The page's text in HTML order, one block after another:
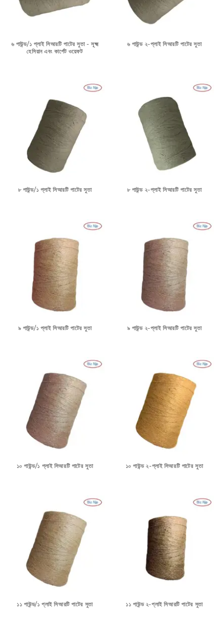
৬ পাউন্ড/১ প্লাই সিআরটি পাটের সুতা - সূক্ষ্ম
হেসিয়ান এবং কার্পেট ওয়েফট
৬ পাউন্ড ২-প্লাই সিআরটি পাটের সুতা
৮ পাউন্ড/১ প্লাই সিআরটি পাটের সুতা ৮ পাউন্ড ২-প্লাই সিআরটি পাটের সুতা
৯ পাউন্ড/১ প্লাই সিআরটি পাটের সুতা ৯ পাউন্ড ২-প্লাই সিআরটি পাটের সুতা
১০ পাউন্ড/১ প্লাই সিআরটি পাটের সুতা ১০ পাউন্ড ২-প্লাই সিআরটি পাটের সুতা
১১ পাউন্ড/১ প্লাই সিআরটি পাটের সুতা ১১ পাউন্ড ২-প্লাই সিআরটি পাটের সুতা